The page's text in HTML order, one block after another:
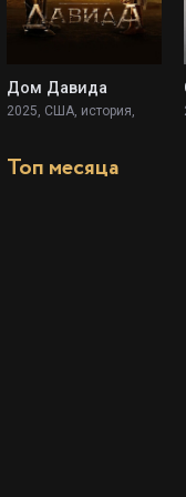
Дом Давида
2025, США, история,
Топ месяца